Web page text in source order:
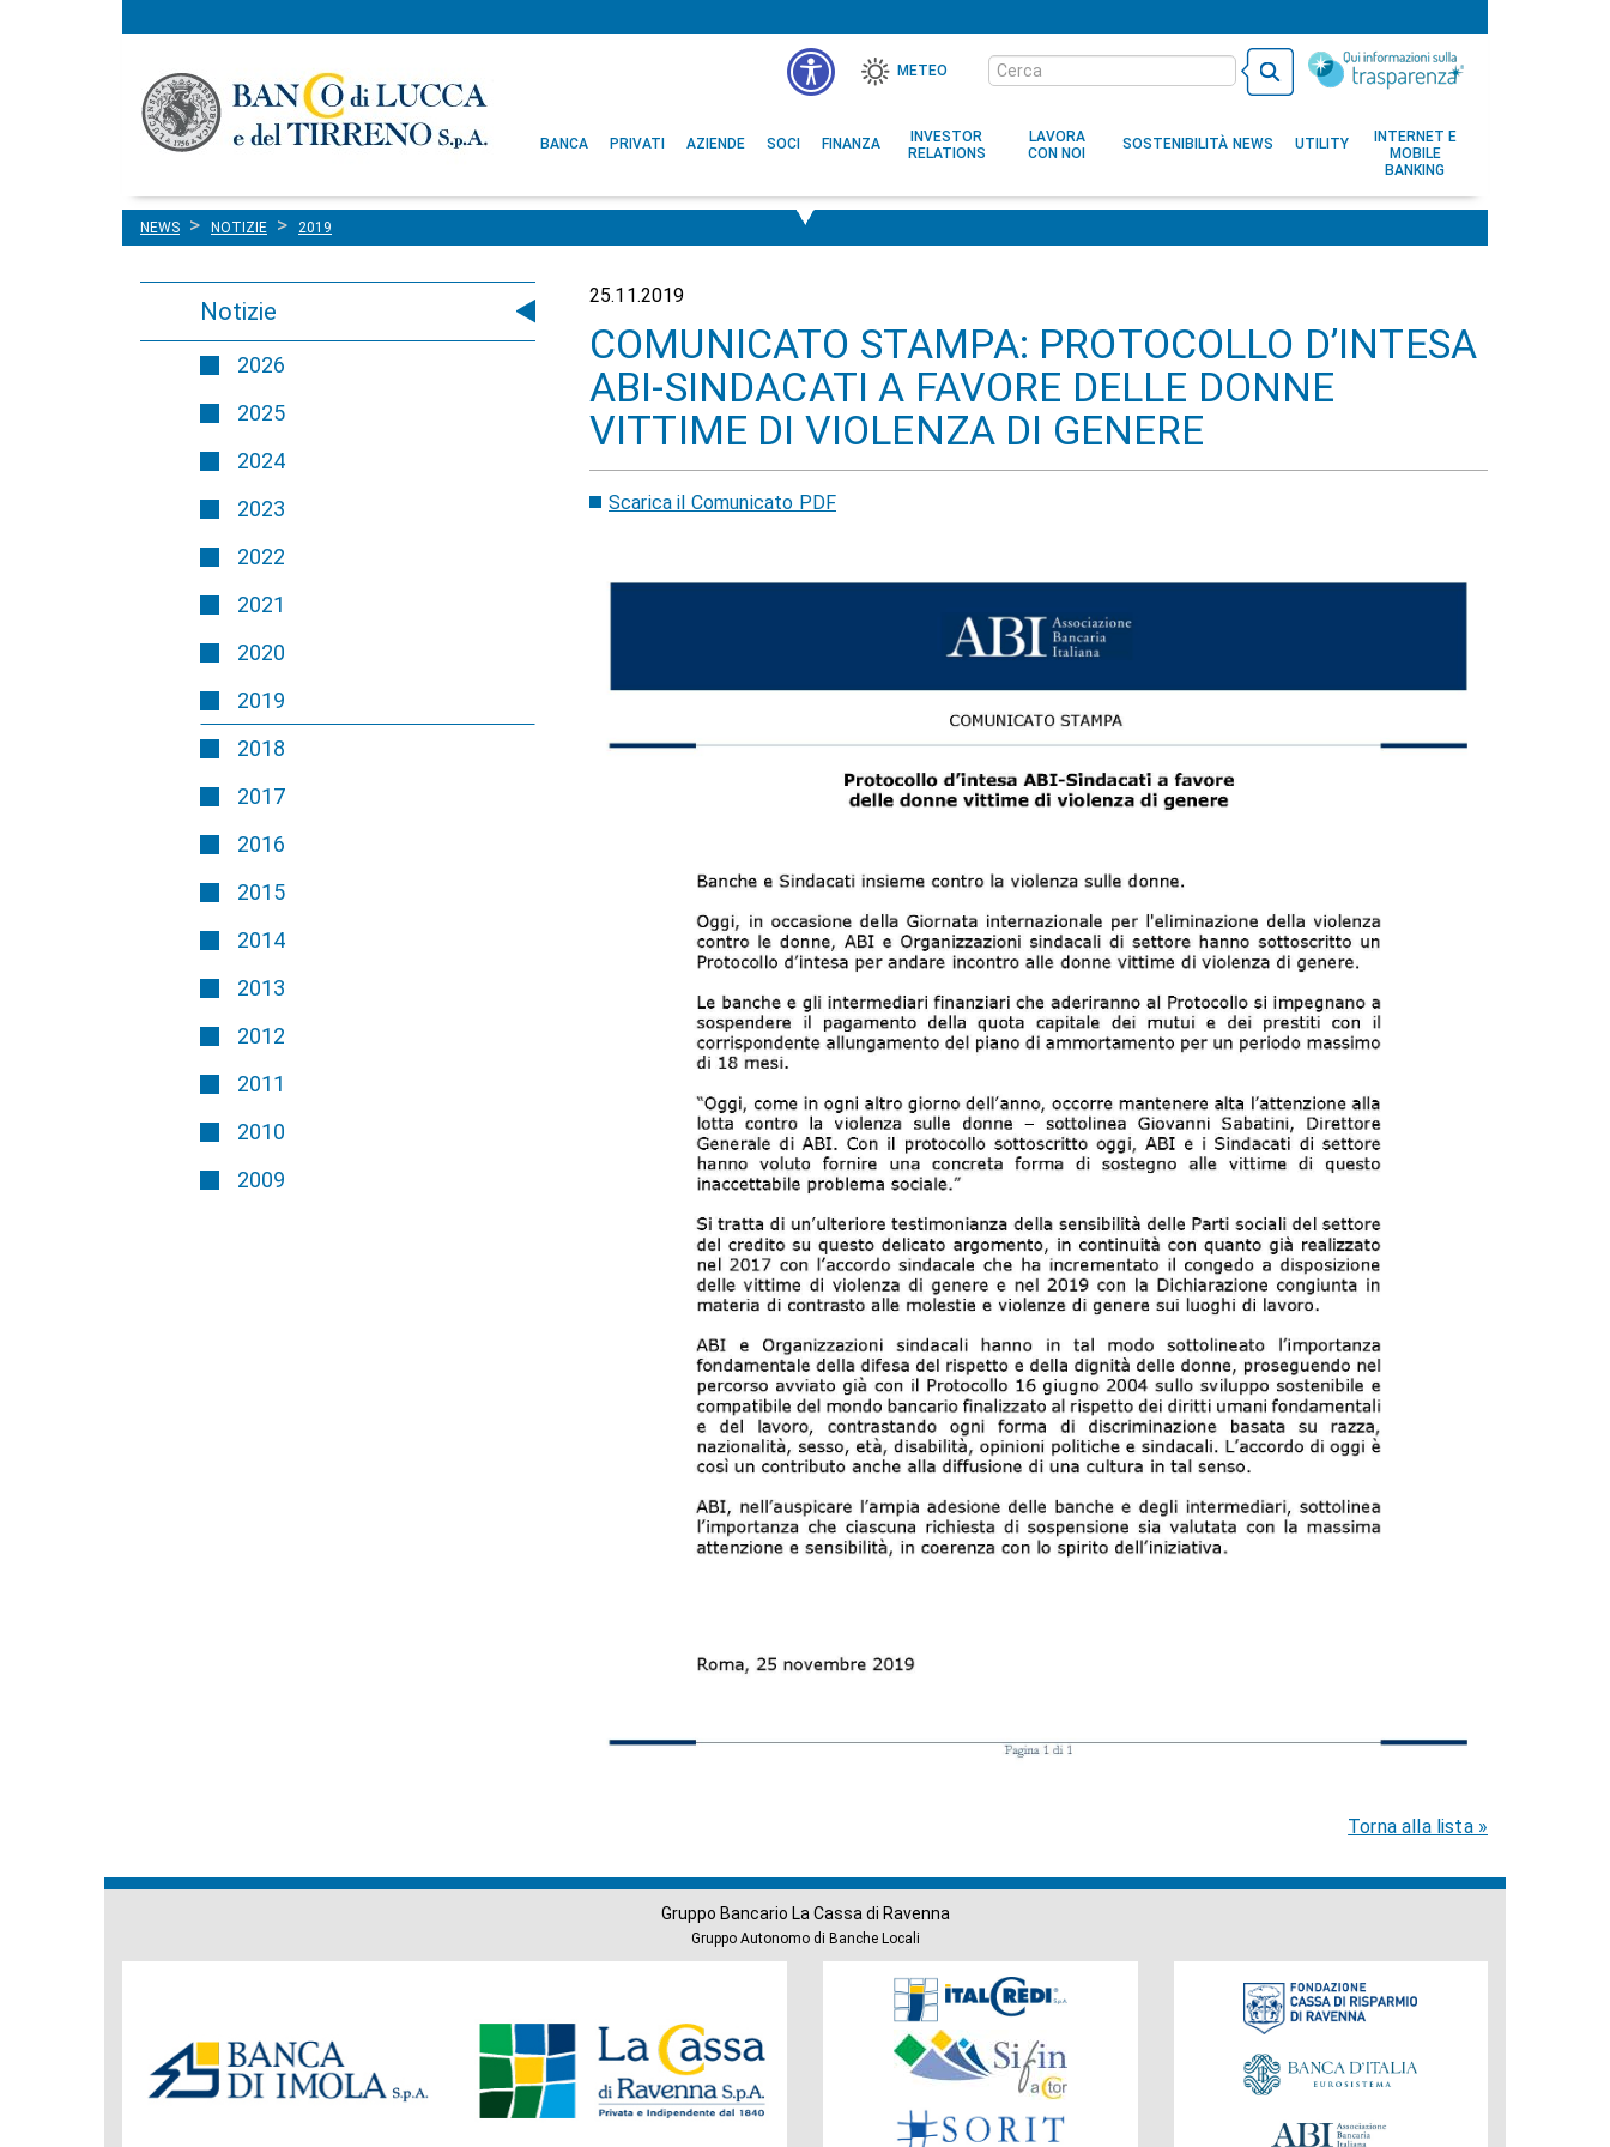
METEO
Cerca
nel
sito
principale
BANCA PRIVATI AZIENDE SOCI FINANZA
INVESTOR
RELATIONS
LAVORA
CON NOI
SOSTENIBILITÀ NEWS UTILITY
INTERNET E
MOBILE
BANKING
NEWS NOTIZIE 2019
Notizie
2026
2025
2024
2023
2022
2021
2020
2019
2018
2017
2016
2015
2014
2013
2012
2011
2010
2009
25.11.2019
COMUNICATO STAMPA: PROTOCOLLO D’INTESA
ABI-SINDACATI A FAVORE DELLE DONNE
VITTIME DI VIOLENZA DI GENERE
Scarica il Comunicato PDF
Torna alla lista »
Gruppo Bancario La Cassa di Ravenna
Gruppo Autonomo di Banche Locali
Gruppo
Società
Gruppo
Fondazione